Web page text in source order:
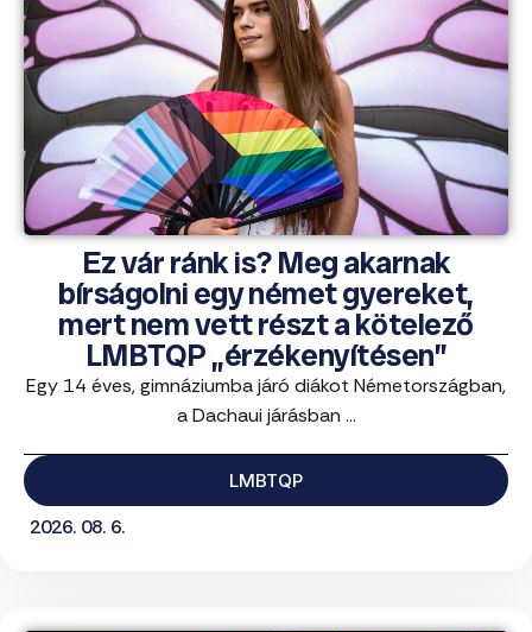
Ez vár ránk is? Meg akarnak
bírságolni egy német gyereket,
mert nem vett részt a kötelező
LMBTQP „érzékenyítésen”
Egy 14 éves, gimnáziumba járó diákot Németországban,
a Dachaui járásban ...
LMBTQP
2026. 08. 6.